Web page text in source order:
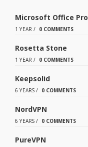
Microsoft Office Pro
1 YEAR / 0 COMMENTS
Rosetta Stone
1 YEAR / 0 COMMENTS
Keepsolid
6 YEARS / 0 COMMENTS
NordVPN
6 YEARS / 0 COMMENTS
PureVPN